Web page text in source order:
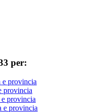
per:
e provincia
provincia
provincia
e provincia